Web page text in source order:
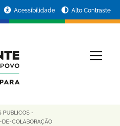
Acessibilidade Alto Contraste
PUBLICOS -
COLABORAÇÃO